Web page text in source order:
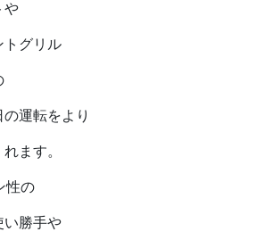
や
トグリル
運転をより
ます。
性の
い勝手や